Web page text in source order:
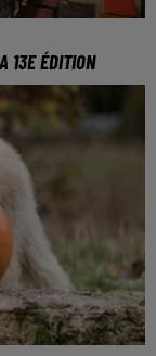
13E ÉDITION
une 13ème
place de la